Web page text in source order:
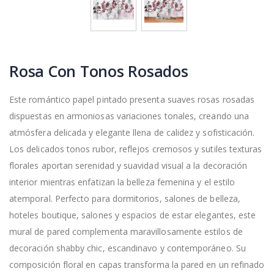
Rosa Con Tonos Rosados
Este romántico papel pintado presenta suaves rosas rosadas
dispuestas en armoniosas variaciones tonales, creando una
atmósfera delicada y elegante llena de calidez y sofisticación.
Los delicados tonos rubor, reflejos cremosos y sutiles texturas
florales aportan serenidad y suavidad visual a la decoración
interior mientras enfatizan la belleza femenina y el estilo
atemporal. Perfecto para dormitorios, salones de belleza,
hoteles boutique, salones y espacios de estar elegantes, este
mural de pared complementa maravillosamente estilos de
decoración shabby chic, escandinavo y contemporáneo. Su
composición floral en capas transforma la pared en un refinado